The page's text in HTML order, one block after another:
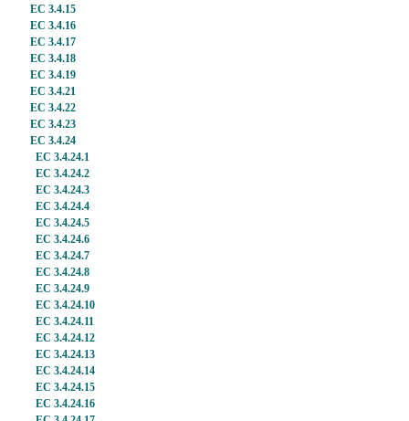
EC 3.4.15
EC 3.4.16
EC 3.4.17
EC 3.4.18
EC 3.4.19
EC 3.4.21
EC 3.4.22
EC 3.4.23
EC 3.4.24
EC 3.4.24.1
EC 3.4.24.2
EC 3.4.24.3
EC 3.4.24.4
EC 3.4.24.5
EC 3.4.24.6
EC 3.4.24.7
EC 3.4.24.8
EC 3.4.24.9
EC 3.4.24.10
EC 3.4.24.11
EC 3.4.24.12
EC 3.4.24.13
EC 3.4.24.14
EC 3.4.24.15
EC 3.4.24.16